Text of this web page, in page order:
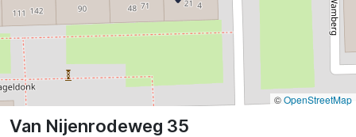
Van Nijenrodeweg 35
©OpenStreetMap